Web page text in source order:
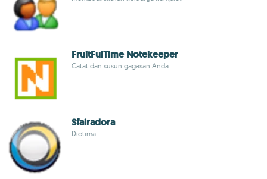
FruitFulTime Notekeeper
Catat dan susun gagasan Anda
Sfairadora
Diotima